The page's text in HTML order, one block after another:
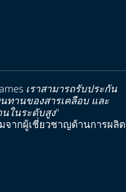
เราสามารถรับประกัน
ทานของสารเคลือบ และ
ในระดับสูง"
จากผู้เชี่ยวชาญด้านการผลิต